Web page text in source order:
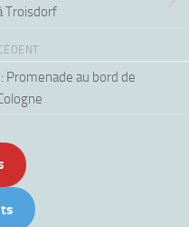
Troisdorf
Promenade au bord de